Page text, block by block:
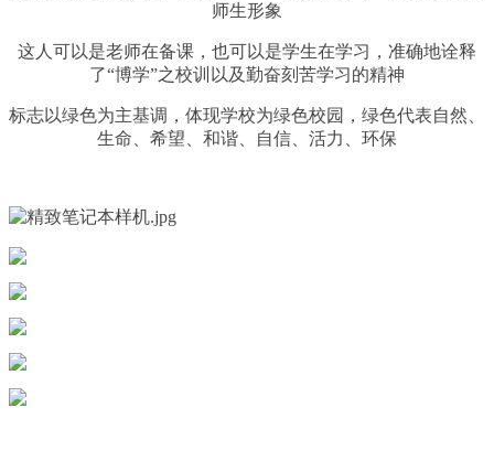
师生形象
这人可以是老师在备课，也可以是学生在学习，准确地诠释
了“博学”之校训以及勤奋刻苦学习的精神
标志以绿色为主基调，体现学校为绿色校园，绿色代表自然、
生命、希望、和谐、自信、活力、环保